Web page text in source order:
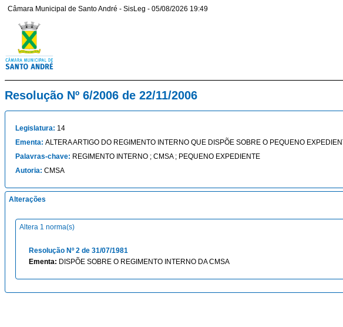
Câmara Municipal de Santo André - SisLeg - 05/08/2026 19:49
Resolução Nº 6/2006 de 22/11/2006
Legislatura: 14
Ementa: ALTERA ARTIGO DO REGIMENTO INTERNO QUE DISPÕE SOBRE O PEQUENO
Palavras-chave: REGIMENTO INTERNO ; CMSA ; PEQUENO EXPEDIENTE
Autoria: CMSA
Alterações
Altera 1 norma(s)
Resolução Nº 2 de 31/07/1981
Ementa: DISPÕE SOBRE O REGIMENTO INTERNO DA CMSA